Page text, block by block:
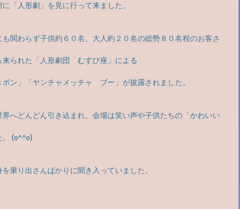
「人形劇」を見に行って来ました。
関わらず子供約６０名、大人約２０名の総勢８０名程のお客さ
られた「人形劇団　むすび座」による
ポン」「ヤンチャメッチャ　ブー」が披露されました。
へどんどん引き込まれ、会場は笑い声や子供たちの「かわいい
。 (o^^o)
乗り出さんばかりに聞き入っていました。